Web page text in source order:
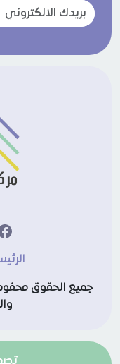
جميع الحقوق